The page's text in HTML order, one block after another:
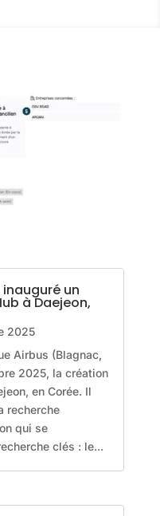
un
à Daejeon,
2025
Airbus (Blagnac,
2025, la création
en Corée. Il
recherche
qui se
clés : le...